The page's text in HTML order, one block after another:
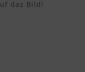
das Bild!